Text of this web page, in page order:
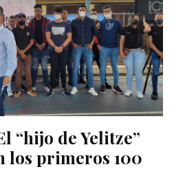
“hijo de Yelitze”
los primeros 100